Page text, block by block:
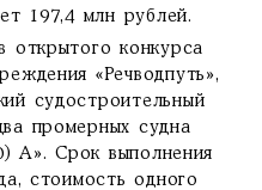
197,4 млн рублей.
открытого конкурса
«Речводпуть»,
судостроительный
промерных судна
А». Срок выполнения
стоимость одного